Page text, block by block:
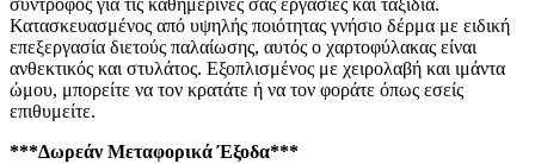
€59,00.είναι:
€48,00.
σύντροφος για τις καθημερινές σας εργασίες και ταξίδια.
Κατασκευασμένος από υψηλής ποιότητας γνήσιο δέρμα με ειδική
επεξεργασία διετούς παλαίωσης, αυτός ο χαρτοφύλακας είναι
ανθεκτικός και στυλάτος. Εξοπλισμένος με χειρολαβή και ιμάντα
ώμου, μπορείτε να τον κρατάτε ή να τον φοράτε όπως εσείς
επιθυμείτε.
***Δωρεάν Μεταφορικά Έξοδα***